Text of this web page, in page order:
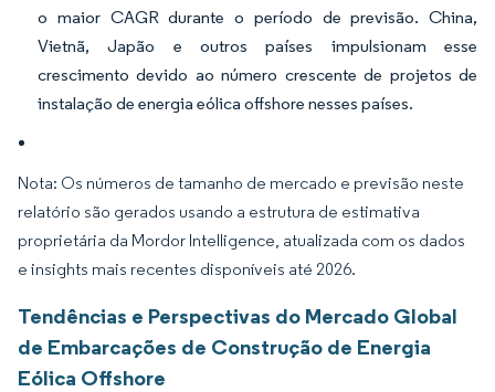
o maior CAGR durante o período de previsão. China,
Vietnã, Japão e outros países impulsionam esse
crescimento devido ao número crescente de projetos de
instalação de energia eólica offshore nesses países.
Nota: Os números de tamanho de mercado e previsão neste
relatório são gerados usando a estrutura de estimativa
proprietária da Mordor Intelligence, atualizada com os dados
e insights mais recentes disponíveis até 2026.
Tendências e Perspectivas do Mercado Global
de Embarcações de Construção de Energia
Eólica Offshore